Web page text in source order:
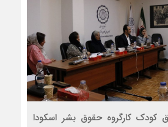
کارگروه حقوق بشر اسکودا